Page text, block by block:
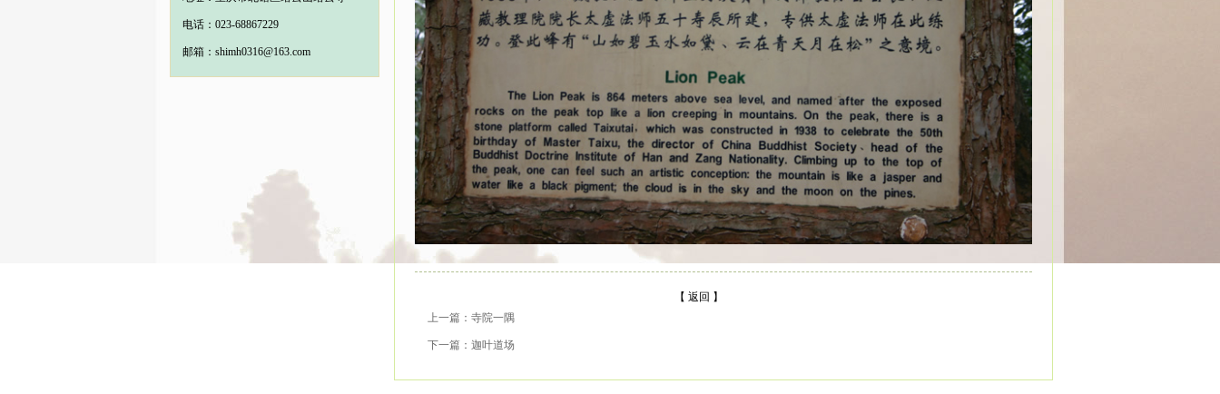
电话：023-68867229
邮箱：shimh0316@163.com
【 返回 】
上一篇：寺院一隅
下一篇：迦叶道场